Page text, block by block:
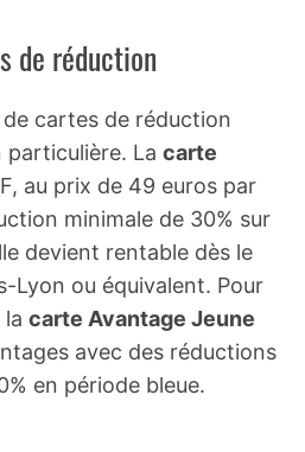
de réduction
cartes de réduction
La carte
au prix de 49 euros par
minimale de 30% sur
devient rentable dès le
Lyon ou équivalent. Pour
la carte Avantage Jeune
avec des réductions
en période bleue.